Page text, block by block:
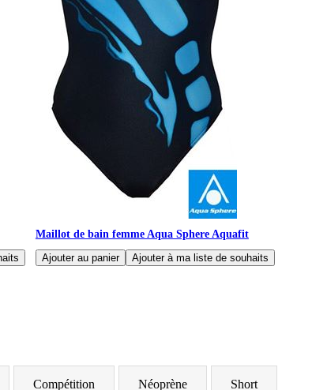
Maillot de bain femme Aqua Sphere Aquafit
Compétition Néoprène Short